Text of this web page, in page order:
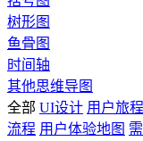
树形图
鱼骨图
时间轴
其他思维导图
全部 UI设计 用户旅
流程 用户体验地图